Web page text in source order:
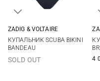
48
ZADIG & VOLTAIRE
КУПАЛЬНИК SCUBA BIKINI
BANDEAU
SOLD OUT
4